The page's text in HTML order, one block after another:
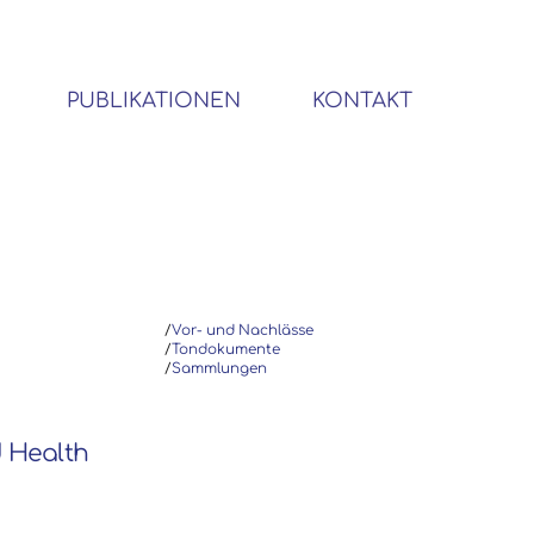
PUBLIKATIONEN KONTAKT
/Vor- und Nachlässe
/Tondokumente
/Sammlungen
Health